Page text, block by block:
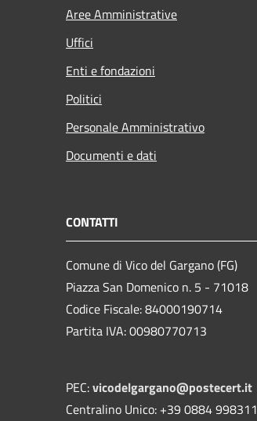
Aree Amministrative
Uffici
Enti e fondazioni
Politici
Personale Amministrativo
Documenti e dati
CONTATTI
Comune di Vico del Gargano (FG)
Piazza San Domenico n. 5 - 71018
Codice Fiscale: 84000190714
Partita IVA: 00980770713
PEC:vicodelgargano@postecert.it
Centralino Unico: +39 0884 998311